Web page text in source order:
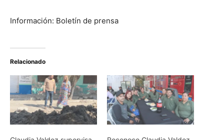
Información: Boletín de prensa
Relacionado